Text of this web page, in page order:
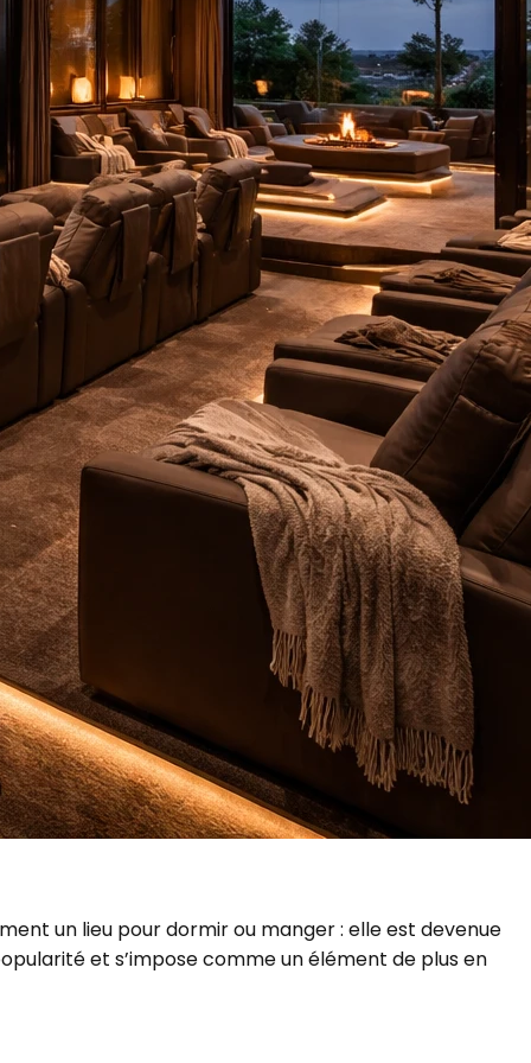
un lieu pour dormir ou manger : elle est devenue
et s’impose comme un élément de plus en